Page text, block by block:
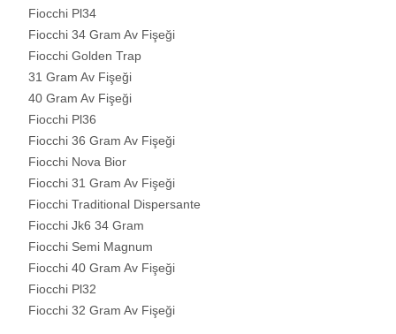
Fiocchi Pl34
Fiocchi 34 Gram Av Fişeği
Fiocchi Golden Trap
31 Gram Av Fişeği
40 Gram Av Fişeği
Fiocchi Pl36
Fiocchi 36 Gram Av Fişeği
Fiocchi Nova Bior
Fiocchi 31 Gram Av Fişeği
Fiocchi Traditional Dispersante
Fiocchi Jk6 34 Gram
Fiocchi Semi Magnum
Fiocchi 40 Gram Av Fişeği
Fiocchi Pl32
Fiocchi 32 Gram Av Fişeği